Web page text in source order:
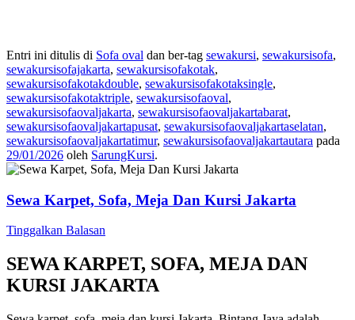
Entri ini ditulis di Sofa oval dan ber-tag sewakursi, sewakursisofa,
sewakursisofajakarta, sewakursisofakotak,
sewakursisofakotakdouble, sewakursisofakotaksingle,
sewakursisofakotaktriple, sewakursisofaoval,
sewakursisofaovaljakarta, sewakursisofaovaljakartabarat,
sewakursisofaovaljakartapusat, sewakursisofaovaljakartaselatan,
sewakursisofaovaljakartatimur, sewakursisofaovaljakartautara pada
29/01/2026 oleh SarungKursi.
Sewa Karpet, Sofa, Meja Dan Kursi Jakarta
Tinggalkan Balasan
SEWA KARPET, SOFA, MEJA DAN
KURSI JAKARTA